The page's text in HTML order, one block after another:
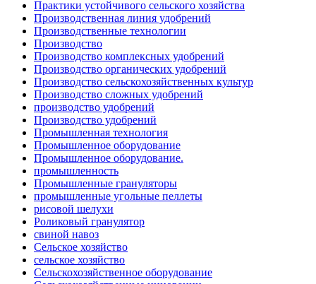
Практики устойчивого сельского хозяйства
Производственная линия удобрений
Производственные технологии
Производство
Производство комплексных удобрений
Производство органических удобрений
Производство сельскохозяйственных культур
Производство сложных удобрений
производство удобрений
Производство удобрений
Промышленная технология
Промышленное оборудование
Промышленное оборудование.
промышленность
Промышленные грануляторы
промышленные угольные пеллеты
рисовой шелухи
Роликовый гранулятор
свиной навоз
Сельское хозяйство
сельское хозяйство
Сельскохозяйственное оборудование